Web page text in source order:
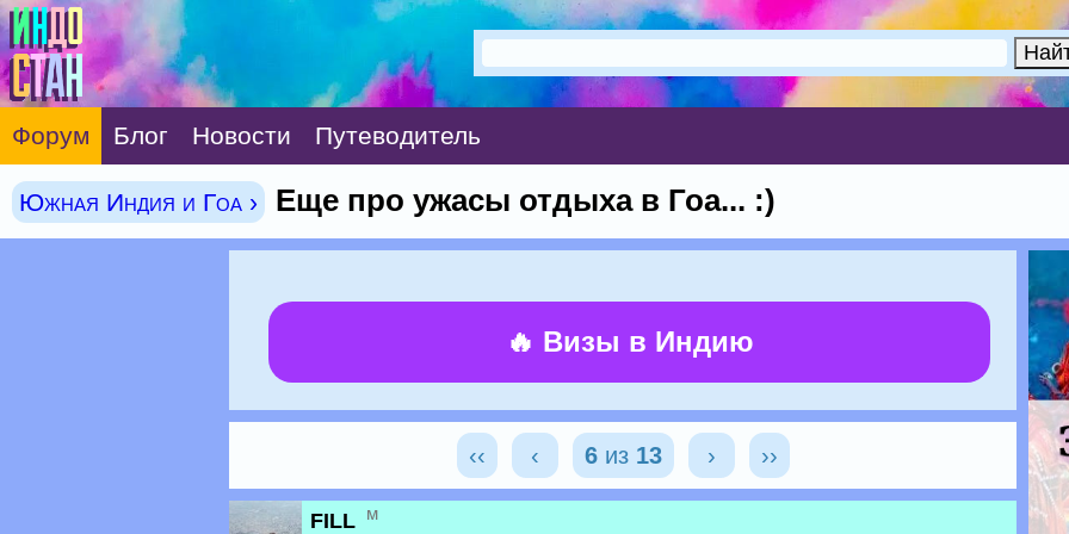
Форум Блог Новости Путеводитель
Южная Индия и Гоа › Еще про ужасы отдыха в Гоа... :)
🔥 Визы в Индию
‹‹ ‹ 6из 13 › ››
FILL м